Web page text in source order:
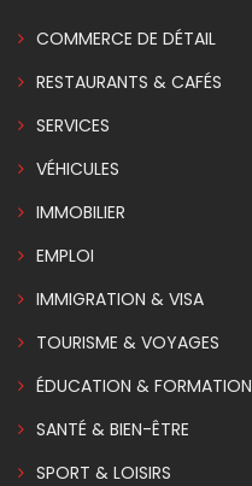
COMMERCE DE DÉTAIL
RESTAURANTS & CAFÉS
SERVICES
VÉHICULES
IMMOBILIER
EMPLOI
IMMIGRATION & VISA
TOURISME & VOYAGES
ÉDUCATION & FORMATION
SANTÉ & BIEN-ÊTRE
SPORT & LOISIRS